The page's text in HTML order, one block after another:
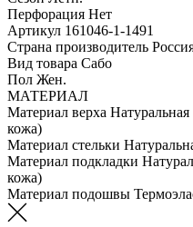
Перфорация Нет
Артикул 161046-1-1491
Страна производитель
Вид товара Сабо
Пол Жен.
МАТЕРИАЛ
Материал верха Натуральная
кожа)
Материал стельки
Материал подкладки
кожа)
Материал подошвы